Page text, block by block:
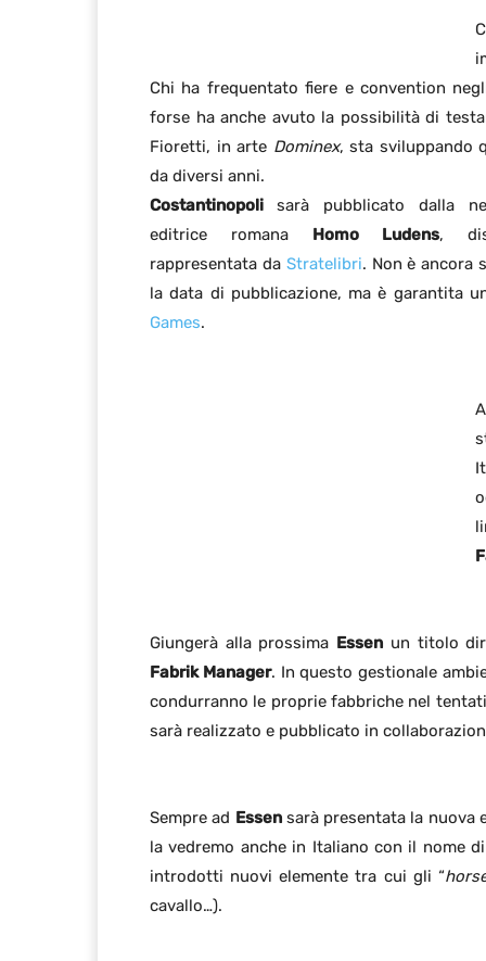
Chi ha frequentato fiere e convention
forse ha anche avuto la possibilità di
Fioretti, in arte Dominex, sta sviluppando
da diversi anni.
Costantinopoli sarà pubblicato dalla
editrice romana Homo Ludens,
rappresentata da Stratelibri. Non è ancora
la data di pubblicazione, ma è garantita
Games.
Giungerà alla prossima Essen un titolo
Fabrik Manager. In questo gestionale
condurranno le proprie fabbriche nel
sarà realizzato e pubblicato in
Sempre ad Essensarà presentata la nuova
la vedremo anche in Italiano con il nome di
introdotti nuovi elemente tra cui gli “
cavallo…).